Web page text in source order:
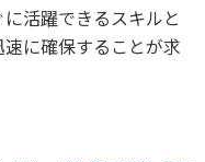
活躍できるスキルと
に確保することが求